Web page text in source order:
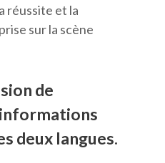
réussite et la
sur la scène
de
deux langues.